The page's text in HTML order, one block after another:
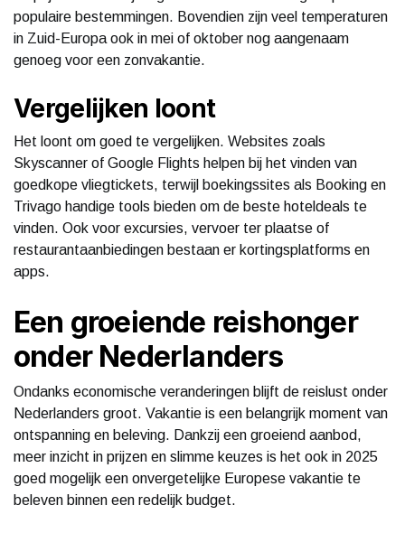
populaire bestemmingen. Bovendien zijn veel temperaturen
in Zuid-Europa ook in mei of oktober nog aangenaam
genoeg voor een zonvakantie.
Vergelijken loont
Het loont om goed te vergelijken. Websites zoals
Skyscanner of Google Flights helpen bij het vinden van
goedkope vliegtickets, terwijl boekingssites als Booking en
Trivago handige tools bieden om de beste hoteldeals te
vinden. Ook voor excursies, vervoer ter plaatse of
restaurantaanbiedingen bestaan er kortingsplatforms en
apps.
Een groeiende reishonger
onder Nederlanders
Ondanks economische veranderingen blijft de reislust onder
Nederlanders groot. Vakantie is een belangrijk moment van
ontspanning en beleving. Dankzij een groeiend aanbod,
meer inzicht in prijzen en slimme keuzes is het ook in 2025
goed mogelijk een onvergetelijke Europese vakantie te
beleven binnen een redelijk budget.